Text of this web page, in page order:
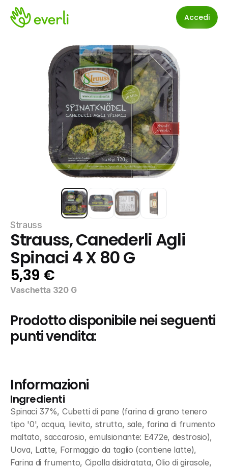
Accedi
Strauss
Strauss, Canederli Agli
Spinaci 4 X 80 G
5,39 €
Vaschetta 320 G
Prodotto disponibile nei seguenti
punti vendita:
Informazioni
Ingredienti
Spinaci 37%, Cubetti di pane (farina di grano tenero
tipo '0', acqua, lievito, strutto, sale, farina di frumento
maltato, saccarosio, emulsionante: E472e, destrosio),
Uova, Latte, Formaggio da taglio (contiene latte),
Farina di frumento, Cipolla disidratata, Olio di girasole,